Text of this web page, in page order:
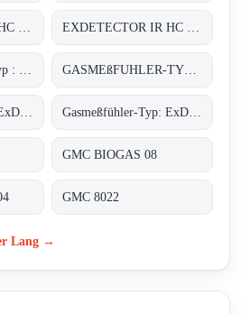
GMC BIOGAS 08
GMC 8022
Lang →